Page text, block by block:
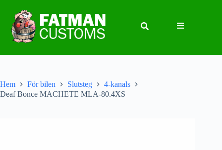
Hem För bilen Slutsteg
4-kanals
Deaf Bonce MACHETE MLA-80.4XS